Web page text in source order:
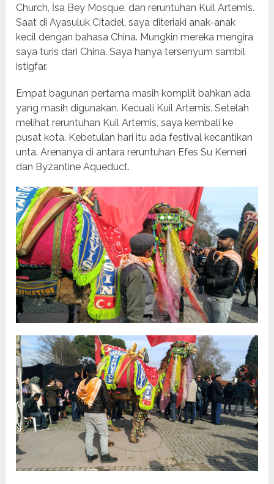
Church, İsa Bey Mosque, dan reruntuhan Kuil Artemis.
Saat di Ayasuluk Citadel, saya diteriaki anak-anak
kecil dengan bahasa China. Mungkin mereka mengira
saya turis dari China. Saya hanya tersenyum sambil
istigfar.
Empat bagunan pertama masih komplit bahkan ada
yang masih digunakan. Kecuali Kuil Artemis. Setelah
melihat reruntuhan Kuil Artemis, saya kembali ke
pusat kota. Kebetulan hari itu ada festival kecantikan
unta. Arenanya di antara reruntuhan Efes Su Kemeri
dan Byzantine Aqueduct.